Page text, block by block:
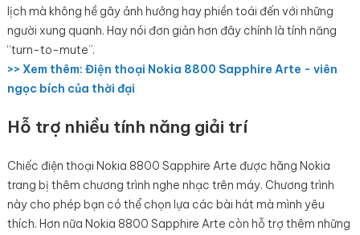
lịch mà không hề gây ảnh hưởng hay phiền toái đến với những
người xung quanh. Hay nói đơn giản hơn đây chính là tính năng
“turn-to-mute”.
>> Xem thêm: Điện thoại Nokia 8800 Sapphire Arte - viên
ngọc bích của thời đại
Hỗ trợ nhiều tính năng giải trí
Chiếc điện thoại Nokia 8800 Sapphire Arte được hãng Nokia
trang bị thêm chương trình nghe nhạc trên máy. Chương trình
này cho phép bạn có thể chọn lựa các bài hát mà mình yêu
thích. Hơn nữa Nokia 8800 Sapphire Arte còn hỗ trợ thêm những